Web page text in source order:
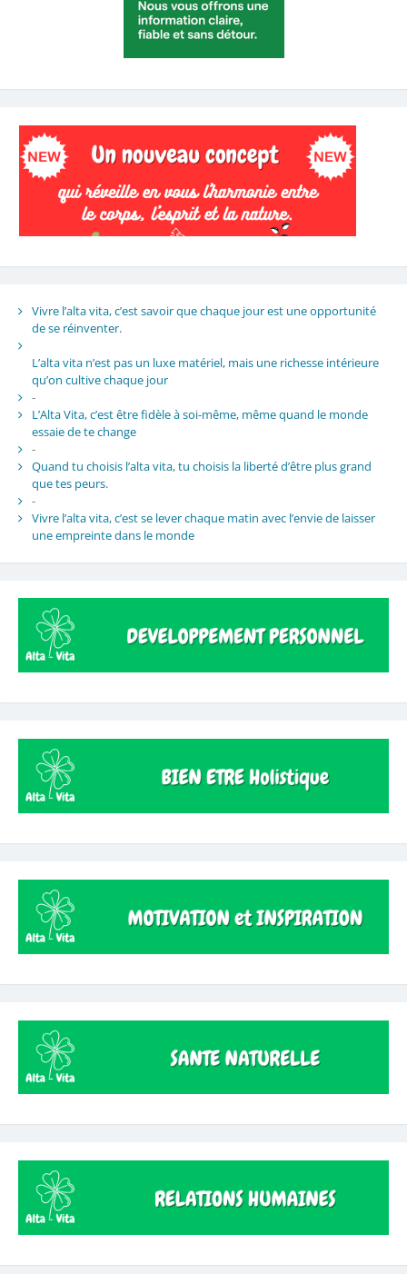
Vivre l’alta vita, c’est savoir que chaque jour est une opportunité
de se réinventer.
L’alta vita n’est pas un luxe matériel, mais une richesse intérieure
qu’on cultive chaque jour
-
L’Alta Vita, c’est être fidèle à soi-même, même quand le monde
essaie de te change
-
Quand tu choisis l’alta vita, tu choisis la liberté d’être plus grand
que tes peurs.
-
Vivre l’alta vita, c’est se lever chaque matin avec l’envie de laisser
une empreinte dans le monde